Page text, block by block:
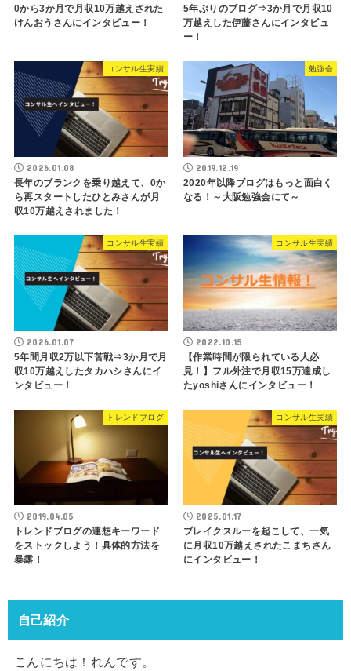
0から3か月で月収10万越えされた
けんおうさんにインタビュー！
5年ぶりのブログ⇒3か月で月収10
万越えした伊藤さんにインタビュ
ー！
コンサル生実績
2026.01.08
長年のブランクを乗り越えて、0か
ら再スタートしたひとみさんが月
収10万越えされました！
勉強会
2019.12.19
2020年以降ブログはもっと面白く
なる！～大阪勉強会にて～
コンサル生実績
2026.01.07
5年間月収2万以下苦戦⇒3か月で月
収10万越えしたタカハシさんにイ
ンタビュー！
コンサル生実績
2022.10.15
【作業時間が限られている人必
見！】フル外注で月収15万達成し
たyoshiさんにインタビュー！
トレンドブログ
2019.04.05
トレンドブログの連想キーワード
をストックしよう！具体的方法を
暴露！
コンサル生実績
2025.01.17
ブレイクスルーを起こして、一気
に月収10万越えされたこまちさん
にインタビュー！
自己紹介
こんにちは！れんです。